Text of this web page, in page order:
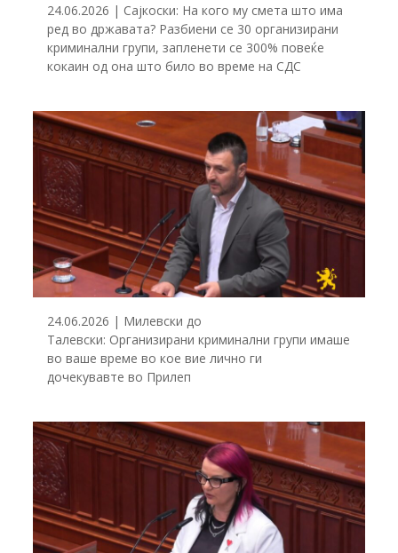
24.06.2026 | Сајкоски: На кого му смета што има
ред во државата? Разбиени се 30 организирани
криминални групи, запленети се 300% повеќе
кокаин од она што било во време на СДС
24.06.2026 | Милевски до
Талевски: Организирани криминални групи имаше
во ваше време во кое вие лично ги
дочекувавте во Прилеп